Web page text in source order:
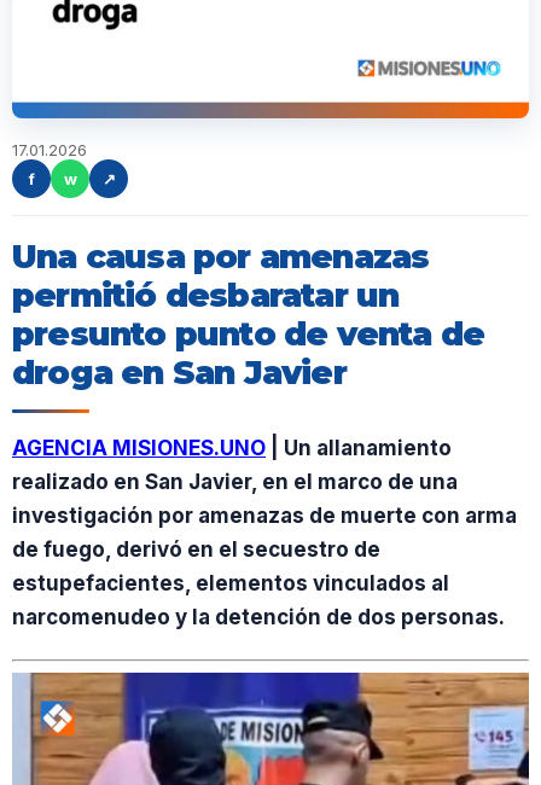
17.01.2026
f
w ↗
Una causa por amenazas
permitió desbaratar un
presunto punto de venta de
droga en San Javier
AGENCIA MISIONES.UNO | Un allanamiento
realizado en San Javier, en el marco de una
investigación por amenazas de muerte con arma
de fuego, derivó en el secuestro de
estupefacientes, elementos vinculados al
narcomenudeo y la detención de dos personas.